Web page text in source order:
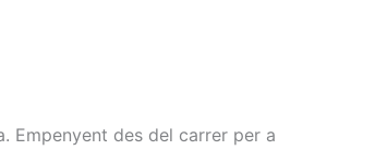
Empenyent des del carrer per a